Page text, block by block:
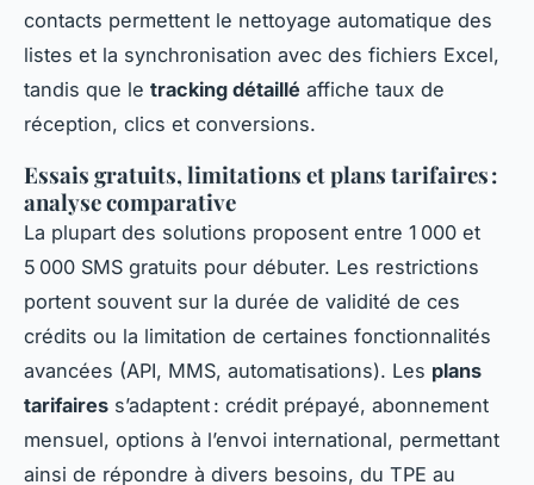
contacts permettent le nettoyage automatique des
listes et la synchronisation avec des fichiers Excel,
tandis que le tracking détaillé affiche taux de
réception, clics et conversions.
Essais gratuits, limitations et plans tarifaires :
analyse comparative
La plupart des solutions proposent entre 1 000 et
5 000 SMS gratuits pour débuter. Les restrictions
portent souvent sur la durée de validité de ces
crédits ou la limitation de certaines fonctionnalités
avancées (API, MMS, automatisations). Les plans
tarifaires s’adaptent : crédit prépayé, abonnement
mensuel, options à l’envoi international, permettant
ainsi de répondre à divers besoins, du TPE au